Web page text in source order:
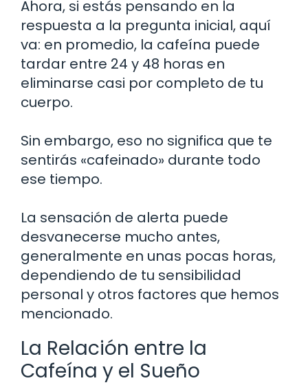
Ahora, si estás pensando en la
respuesta a la pregunta inicial, aquí
va: en promedio, la cafeína puede
tardar entre 24 y 48 horas en
eliminarse casi por completo de tu
cuerpo.
Sin embargo, eso no significa que te
sentirás «cafeinado» durante todo
ese tiempo.
La sensación de alerta puede
desvanecerse mucho antes,
generalmente en unas pocas horas,
dependiendo de tu sensibilidad
personal y otros factores que hemos
mencionado.
La Relación entre la
Cafeína y el Sueño